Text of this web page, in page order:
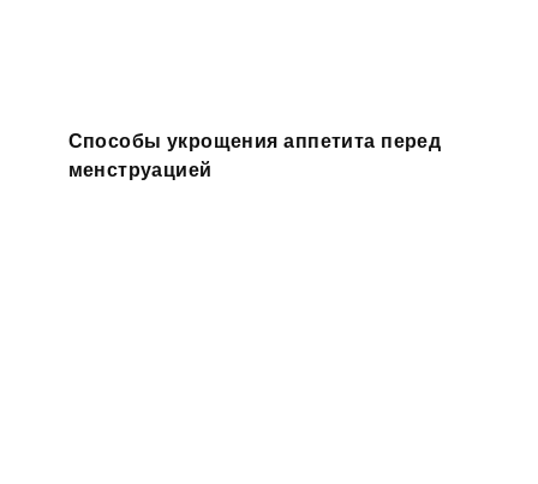
Способы укрощения аппетита перед
менструацией